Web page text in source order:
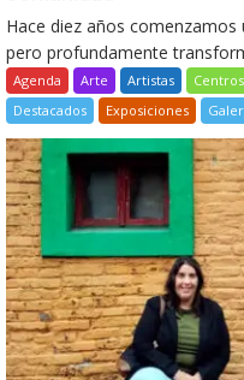
Hace diez años
pero profundamente
Agenda Arte Artistas
Destacados
Exposiciones